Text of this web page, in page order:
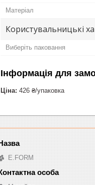
Матеріал
Користувальницькі
Виберіть паковання
Інформація для
Ціна: 426 ₴/упаковка
E.FORM